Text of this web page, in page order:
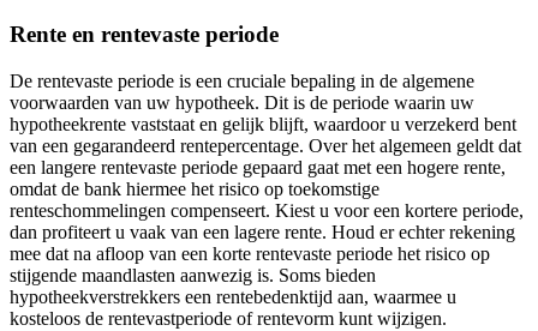
Rente en rentevaste periode
De rentevaste periode is een cruciale bepaling in de algemene
voorwaarden van uw hypotheek. Dit is de periode waarin uw
hypotheekrente vaststaat en gelijk blijft, waardoor u verzekerd bent
van een gegarandeerd rentepercentage. Over het algemeen geldt dat
een langere rentevaste periode gepaard gaat met een hogere rente,
omdat de bank hiermee het risico op toekomstige
renteschommelingen compenseert. Kiest u voor een kortere periode,
dan profiteert u vaak van een lagere rente. Houd er echter rekening
mee dat na afloop van een korte rentevaste periode het risico op
stijgende maandlasten aanwezig is. Soms bieden
hypotheekverstrekkers een rentebedenktijd aan, waarmee u
kosteloos de rentevastperiode of rentevorm kunt wijzigen.